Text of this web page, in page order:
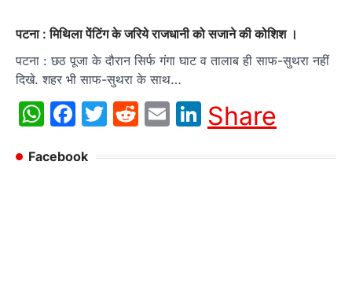
पटना : मिथिला पेंटिंग के जरिये राजधानी को सजाने की कोशिश ।
पटना : छठ पूजा के दौरान सिर्फ गंगा घाट व तालाब ही साफ-सुथरा नहीं
दिखे. शहर भी साफ-सुथरा के साथ…
WhatsApp
Facebook
Twitter
Reddit
EmailLinkedIn
Share
Facebook